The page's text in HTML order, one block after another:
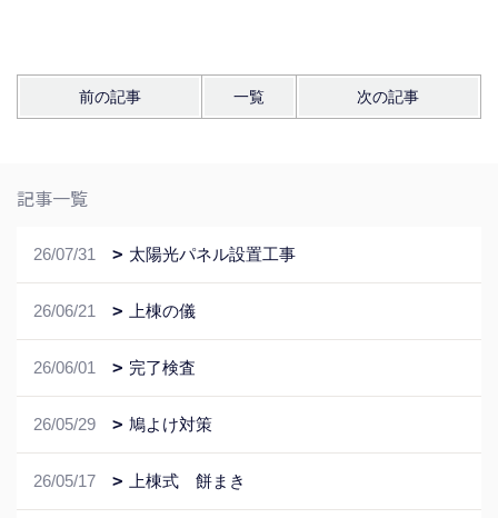
前の記事 一覧 次の記事
記事一覧
26/07/31 太陽光パネル設置工事
26/06/21 上棟の儀
26/06/01 完了検査
26/05/29 鳩よけ対策
26/05/17 上棟式 餅まき